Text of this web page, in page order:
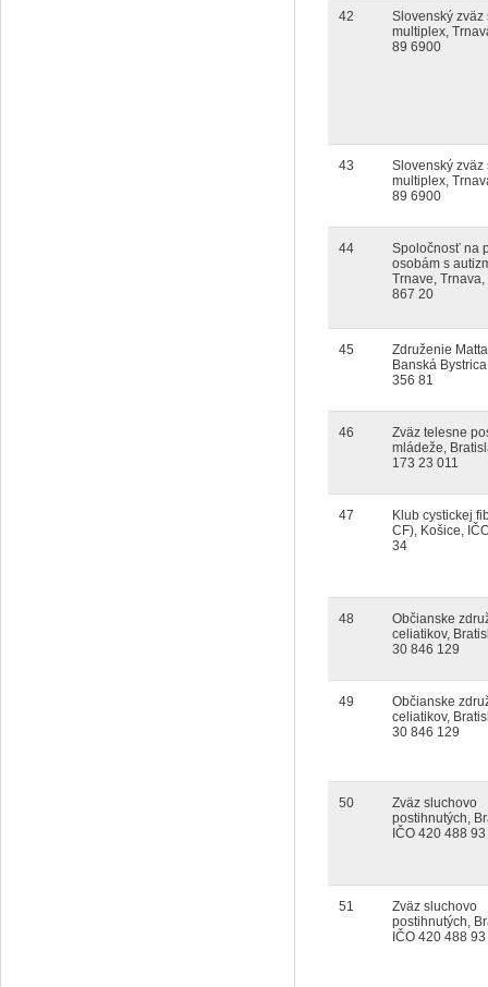
42
Slovenský zväz
multiplex,
89 6900
43
Slovenský zväz
multiplex,
89 6900
44
Spoločnosť na
osobám s
Trnave, Trnava,
867 20
45
Združenie
Banská
356 81
46
Zväz telesne
mládeže,
173 23 011
47
Klub cystickej
CF), Košice,
34
48
Občianske
celiatikov,
30 846 129
49
Občianske
celiatikov,
30 846 129
50
Zväz sluchovo
postihnutých,
IČO 420 488 93
51
Zväz sluchovo
postihnutých,
IČO 420 488 93